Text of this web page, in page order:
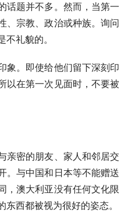
话题并不多。然而，当第一
、宗教、政治或种族。询问
礼貌的。
象。即使给他们留下深刻印
以在第一次见面时，不要被
亲密的朋友、家人和邻居交
。与中国和日本等不能赠送
，澳大利亚没有任何文化限
西都被视为很好的姿态。